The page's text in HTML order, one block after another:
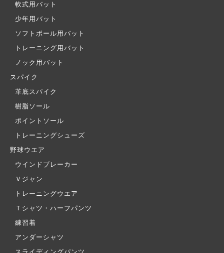
軟式用バット
少年用バット
ソフトボール用バット
トレーニング用バット
ノック用バット
スパイク
革底スパイク
樹脂ソール
ポイントソール
トレーニングシューズ
野球ウエア
ウインドブレーカー
Ｖジャン
トレーニングウエア
Ｔシャツ・ハーフパンツ
練習着
アンダーシャツ